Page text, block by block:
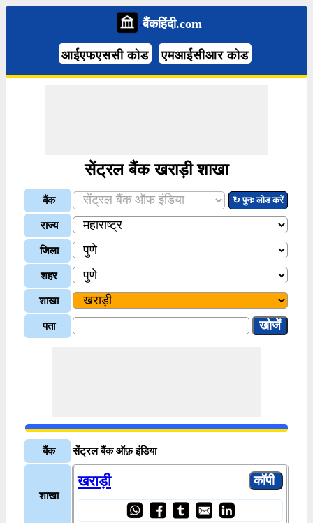
बैंकहिंदी.com
आईएफएससी कोड एमआईसीआर कोड
सेंट्रल बैंक खराड़ी शाखा
बैंक ↻ पुनः लोड करें
राज्य
जिला
शहर
शाखा
पता
बैंक सेंट्रल बैंक ऑफ़ इंडिया
शाखा
खराड़ी